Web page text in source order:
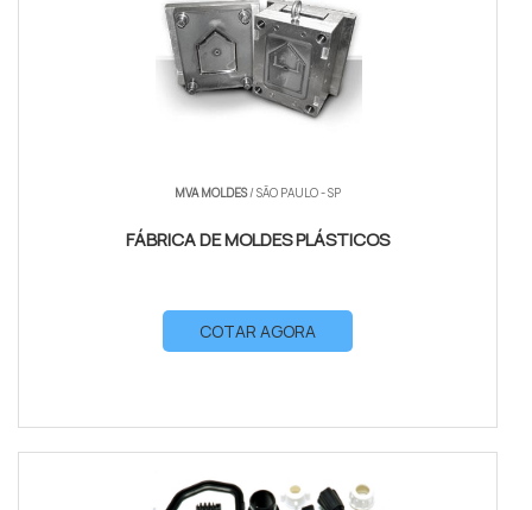
MVA MOLDES/ SÃO PAULO - SP
FÁBRICA DE MOLDES PLÁSTICOS
COTAR AGORA